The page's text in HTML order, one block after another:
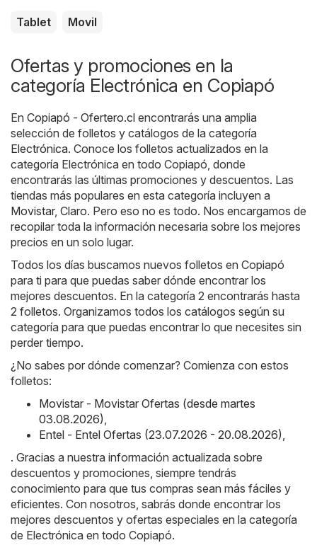
Tablet Movil
Ofertas y promociones en la
categoría Electrónica en Copiapó
En Copiapó - Ofertero.cl encontrarás una amplia
selección de folletos y catálogos de la categoría
Electrónica. Conoce los folletos actualizados en la
categoría Electrónica en todo Copiapó, donde
encontrarás las últimas promociones y descuentos. Las
tiendas más populares en esta categoría incluyen a
Movistar, Claro. Pero eso no es todo. Nos encargamos de
recopilar toda la información necesaria sobre los mejores
precios en un solo lugar.
Todos los días buscamos nuevos folletos en Copiapó
para ti para que puedas saber dónde encontrar los
mejores descuentos. En la categoría 2 encontrarás hasta
2 folletos. Organizamos todos los catálogos según su
categoría para que puedas encontrar lo que necesites sin
perder tiempo.
¿No sabes por dónde comenzar? Comienza con estos
folletos:
Movistar - Movistar Ofertas (desde martes
03.08.2026),
Entel - Entel Ofertas (23.07.2026 - 20.08.2026),
. Gracias a nuestra información actualizada sobre
descuentos y promociones, siempre tendrás
conocimiento para que tus compras sean más fáciles y
eficientes. Con nosotros, sabrás donde encontrar los
mejores descuentos y ofertas especiales en la categoría
de Electrónica en todo Copiapó.